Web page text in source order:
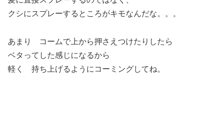
クシにスプレーするところがキモなんだな。。。
あまり コームで上から押さえつけたりしたら
ベタってした感じになるから
軽く 持ち上げるようにコーミングしてね。